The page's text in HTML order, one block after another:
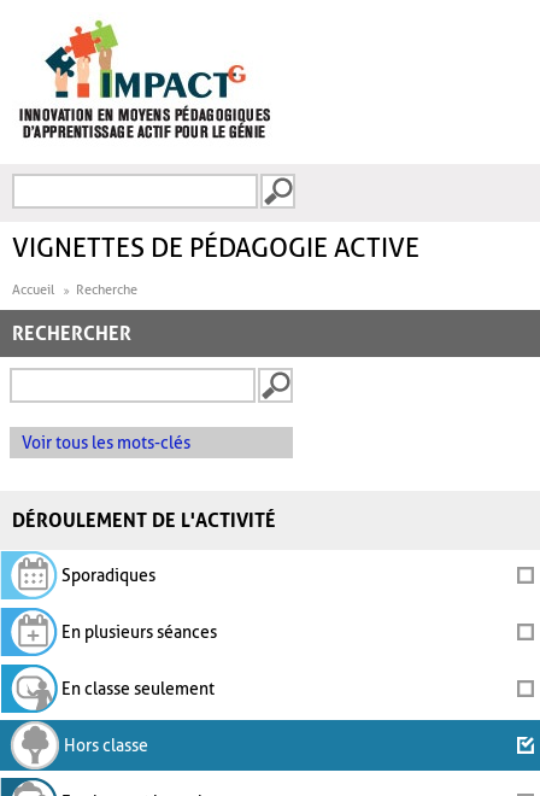
FORMULAIRE DE
VIGNETTES DE PÉDAGOGIE ACTIVE
Accueil Recherche
RECHERCHER
Voir tous les mots-clés
DÉROULEMENT DE L'ACTIVITÉ
Sporadiques
En plusieurs séances
En classe seulement
Hors classe